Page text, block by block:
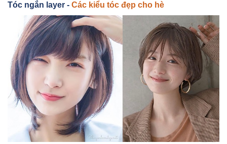
Tóc ngắn layer - Các kiểu tóc đẹp cho hè